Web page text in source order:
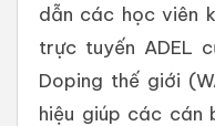
dẫn các học viên
trực tuyến ADEL
Doping thế giới
hiệu giúp các cán